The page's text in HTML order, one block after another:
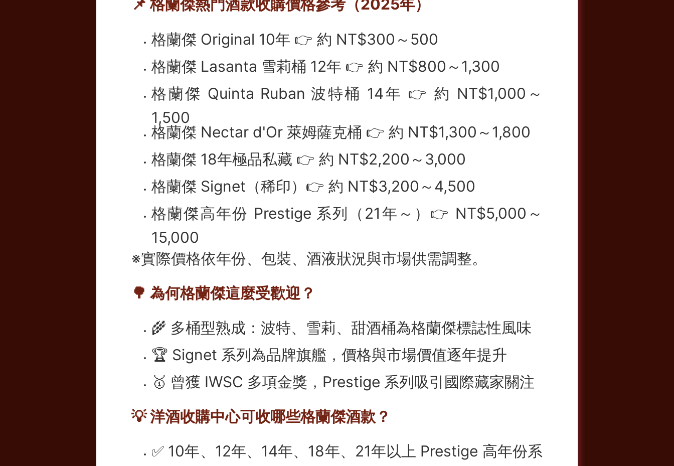
📌 格蘭傑熱門酒款收購價格參考（2025年）
格蘭傑 Original 10年 👉 約 NT$300～500
格蘭傑 Lasanta 雪莉桶 12年 👉 約 NT$800～1,300
格蘭傑 Quinta Ruban 波特桶 14年 👉 約 NT$1,000～
1,500
格蘭傑 Nectar d'Or 萊姆薩克桶 👉 約 NT$1,300～1,800
格蘭傑 18年極品私藏 👉 約 NT$2,200～3,000
格蘭傑 Signet（稀印）👉 約 NT$3,200～4,500
格蘭傑高年份 Prestige 系列（21年～）👉 NT$5,000～
15,000
※實際價格依年份、包裝、酒液狀況與市場供需調整。
🌳 為何格蘭傑這麼受歡迎？
🌾 多桶型熟成：波特、雪莉、甜酒桶為格蘭傑標誌性風味
🏆 Signet 系列為品牌旗艦，價格與市場價值逐年提升
🥇 曾獲 IWSC 多項金獎，Prestige 系列吸引國際藏家關注
💡 洋酒收購中心可收哪些格蘭傑酒款？
✅ 10年、12年、14年、18年、21年以上 Prestige 高年份系